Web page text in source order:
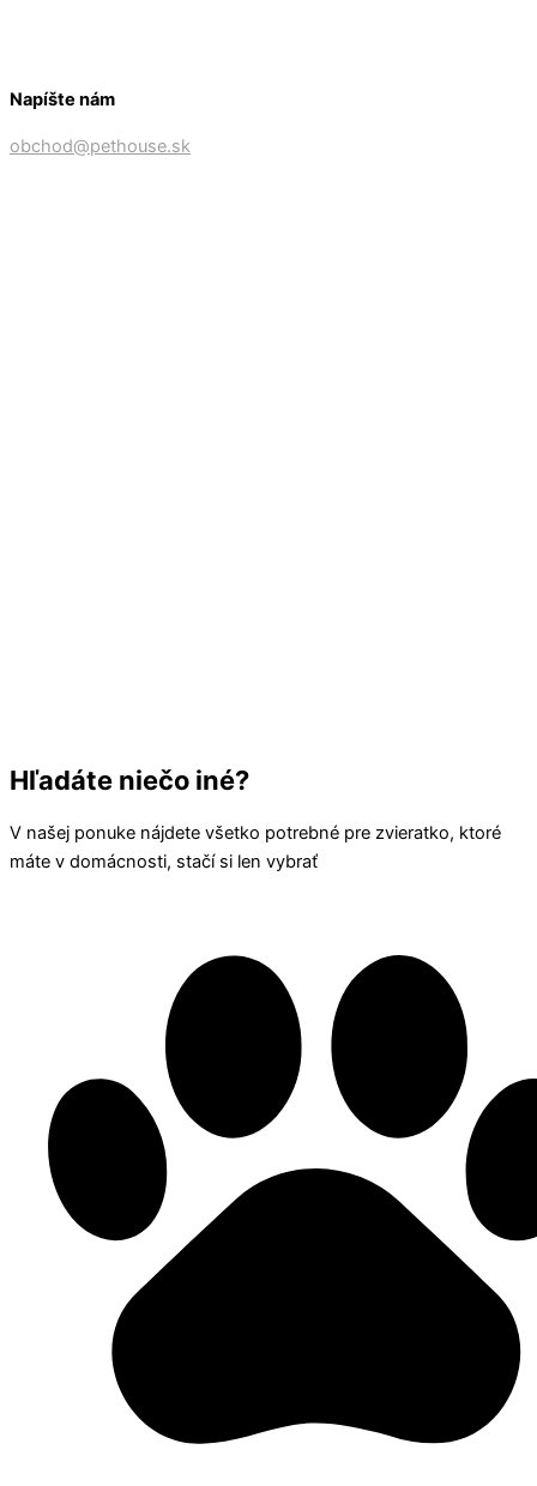
Napíšte nám
obchod@pethouse.sk
Hľadáte niečo iné?
V našej ponuke nájdete všetko potrebné pre zvieratko, ktoré
máte v domácnosti, stačí si len vybrať